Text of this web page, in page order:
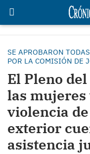
SE APROBARON
POR LA COMISIÓN DE
El Pleno
las
violencia
exterior
asistencia